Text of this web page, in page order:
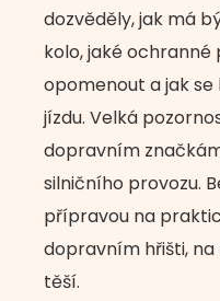
dozvěděly, jak má
kolo, jaké
opomenout a jak
jízdu. Velká
dopravním
silničního provozu.
přípravou na
dopravním hřišti,
těší.